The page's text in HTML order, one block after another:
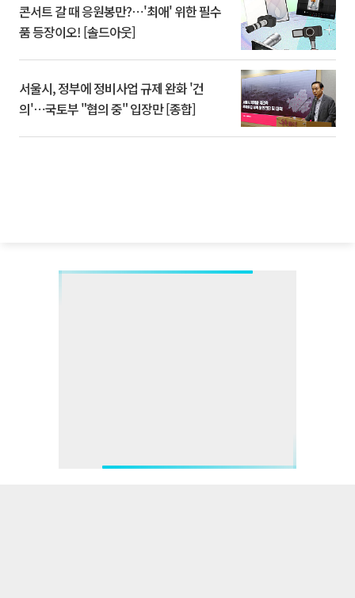
콘서트 갈 때 응원봉만?⋯'최애' 위한 필수
품 등장이오! [솔드아웃]
서울시, 정부에 정비사업 규제 완화 '건
의'⋯국토부 "협의 중" 입장만 [종합]